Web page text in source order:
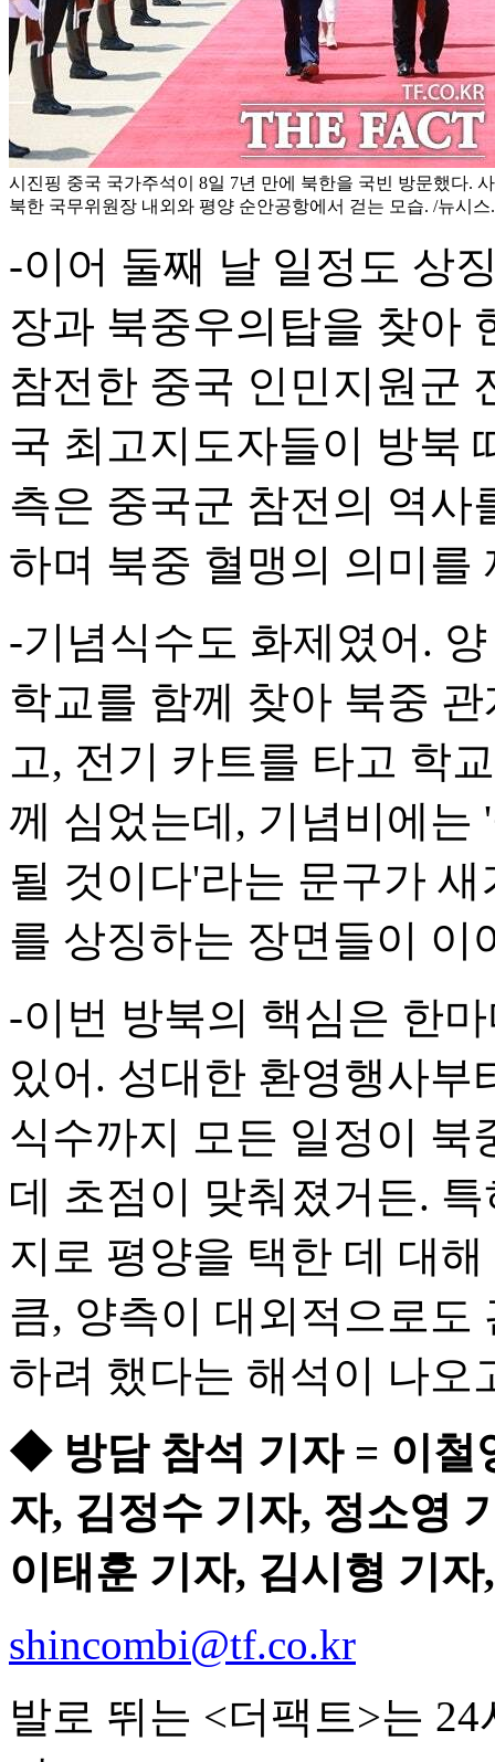
시진핑 중국 국가주석이 8일 7년 만에 북한을 국빈 방문했다.
북한 국무위원장 내외와 평양 순안공항에서 걷는 모습. /뉴시스
-이어 둘째 날 일정도 상
장과 북중우의탑을 찾아
참전한 중국 인민지원군
국 최고지도자들이 방북
측은 중국군 참전의 역사
하며 북중 혈맹의 의미를
-기념식수도 화제였어.
학교를 함께 찾아 북중
고, 전기 카트를 타고 학
께 심었는데, 기념비에는
될 것이다'라는 문구가
를 상징하는 장면들이 이
-이번 방북의 핵심은 한
있어. 성대한 환영행사부
식수까지 모든 일정이 북
데 초점이 맞춰졌거든.
지로 평양을 택한 데 대
큼, 양측이 대외적으로도
하려 했다는 해석이 나오
◆ 방담 참석 기자 = 이철
자, 김정수 기자, 정소영
이태훈 기자, 김시형 기
shincombi@tf.co.kr
발로 뛰는 <더팩트>는